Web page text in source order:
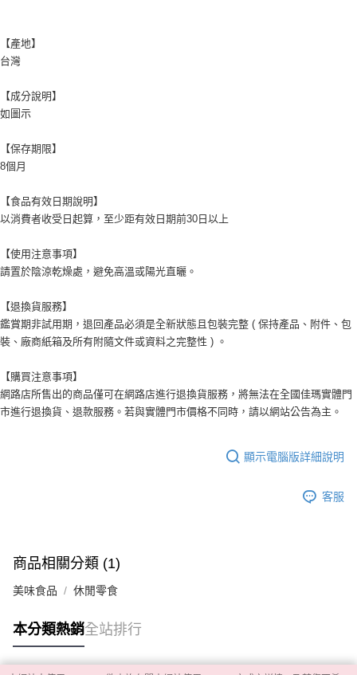
【產地】
台灣
【成分說明】
如圖示
【保存期限】
8個月
【食品有效日期說明】
以消費者收受日起算，至少距有效日期前30日以上
【使用注意事項】
請置於陰涼乾燥處，避免高溫或陽光直曬。
【退換貨服務】
鑑賞期非試用期，退回產品必須是全新狀態且包裝完整 ( 保持產品、附件、包
裝、廠商紙箱及所有附隨文件或資料之完整性 ) 。
【購買注意事項】
網路店所售出的商品僅可在網路店進行退換貨服務，將無法在全國佳瑪實體門
市進行退換貨、退款服務。若與實體門市價格不同時，請以網站公告為主。
顯示電腦版詳細說明
客服
商品相關分類 (1)
美味食品 休閒零食
本分類熱銷全站排行